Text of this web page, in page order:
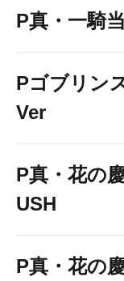
P真・一騎
Pゴブリン
Ver
P真・花の
USH
P真・花の